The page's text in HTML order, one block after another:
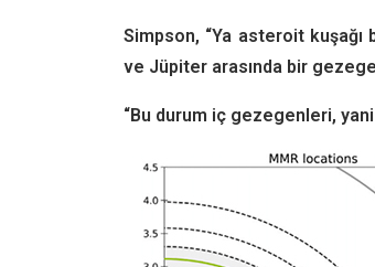
Simpson, “Ya asteroit
ve Jüpiter arasında bir
“Bu durum iç gezegenleri,